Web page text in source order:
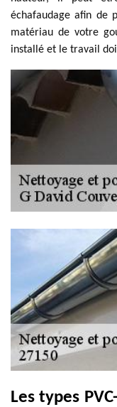
échafaudage afin de
matériau de votre
installé et le travail
Les types